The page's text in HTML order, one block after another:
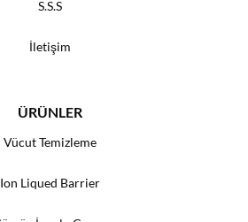
ÜRÜNLER
Vücut Temizleme
Ion Liqued Barrier
S.S.S
İletişim